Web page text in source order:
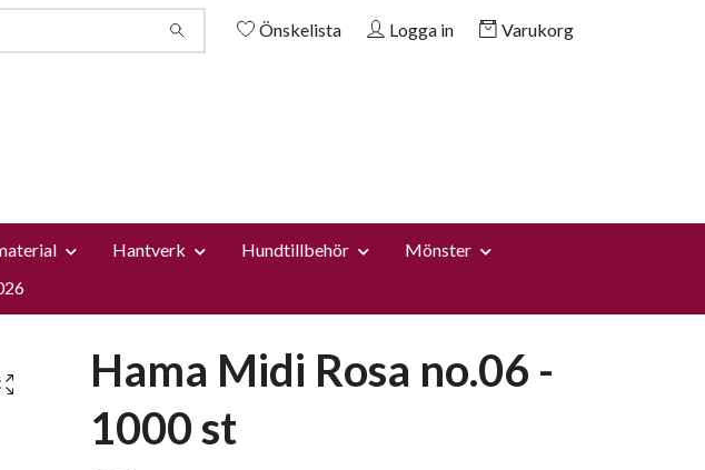
Önskelista Logga in Varukorg
Hantverk Hundtillbehör
Mönster
Hama Midi Rosa no.06 -
1000 st